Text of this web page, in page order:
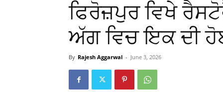
ਫਿਰੋਜ਼ਪੁਰ ਵਿਖੇ
ਅੱਗ ਵਿਚ ਇਕ ਦੀ
By Rajesh Aggarwal - June 3, 2026